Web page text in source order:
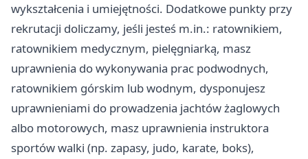
wykształcenia i umiejętności. Dodatkowe punkty przy
rekrutacji doliczamy, jeśli jesteś m.in.: ratownikiem,
ratownikiem medycznym, pielęgniarką, masz
uprawnienia do wykonywania prac podwodnych,
ratownikiem górskim lub wodnym, dysponujesz
uprawnieniami do prowadzenia jachtów żaglowych
albo motorowych, masz uprawnienia instruktora
sportów walki (np. zapasy, judo, karate, boks),